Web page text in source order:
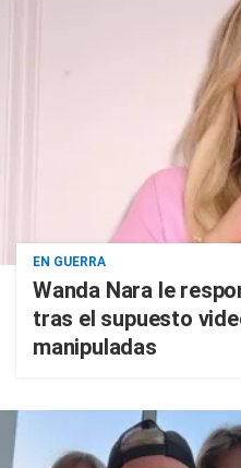
EN GUERRA
Wanda Nara le
tras el supuesto
manipuladas